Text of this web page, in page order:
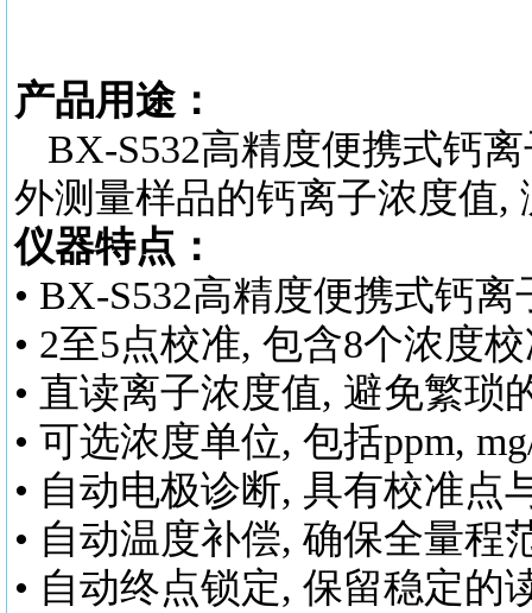
产品用途：
BX-S532高精度便携式钙
外测量样品的钙离子浓度值,
仪器特点：
• BX-S532高精度便携式钙离
• 2至5点校准, 包含8个浓度
• 直读离子浓度值, 避免繁琐
• 可选浓度单位, 包括ppm,
• 自动电极诊断, 具有校准点
• 自动温度补偿, 确保全量程
• 自动终点锁定, 保留稳定的